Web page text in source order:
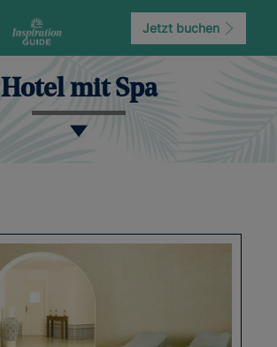
Jetzt buchen
Hotel mit Spa